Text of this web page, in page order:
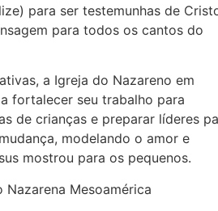
para ser testemunhas de
para todos os cantos do
a Igreja do Nazareno em
fortalecer seu trabalho para
de crianças e preparar líderes
modelando o amor e
mostrou para os pequenos.
Nazarena Mesoamérica